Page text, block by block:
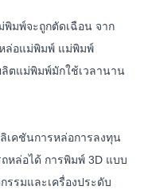
มพ์จะถูกตัดเฉือน จาก
ล่อแม่พิมพ์ แม่พิมพ์
ตแม่พิมพ์มักใช้เวลานาน
เคชันการหล่อการลงทุน
หล่อได้ การพิมพ์ 3D แบบ
รรมและเครื่องประดับ